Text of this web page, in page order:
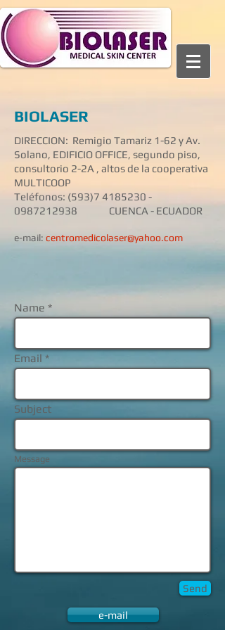
BIOLASER
DIRECCION: Remigio Tamariz 1-62 y Av.
Solano, EDIFICIO OFFICE, segundo piso,
consultorio 2-2A , altos de la cooperativa
MULTICOOP
Teléfonos: (593)7 4185230 -
0987212938 CUENCA​ - ECUADOR
e-mail: centromedicolaser@yahoo.com
Name
Email
Subject
Message
Send
e-mail